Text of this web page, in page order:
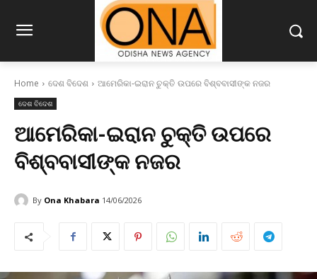
Home ଦେଶ ବିଦେଶ ଆମେରିକା-ଇରାନ ଚୁକ୍ତି ଉପରେ ବିଶ୍ବବାସୀଙ୍କ ନଜର
ଦେଶ ବିଦେଶ
ଆମେରିକା-ଇରାନ ଚୁକ୍ତି ଉପରେ
ବିଶ୍ବବାସୀଙ୍କ ନଜର
By Ona Khabara 14/06/2026